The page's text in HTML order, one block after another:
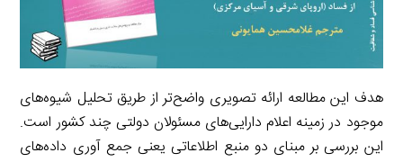
هدف این مطالعه ارائه تصویری واضح‌تر از طریق تحلیل شیوه‌های
موجود در زمینه اعلام دارایی‌های مسئولان دولتی چند کشور است.
این بررسی بر مبنای دو منبع اطلاعاتی یعنی جمع آوری داده‌های